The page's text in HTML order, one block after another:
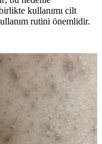
kullanımı cilt
rutini önemlidir.